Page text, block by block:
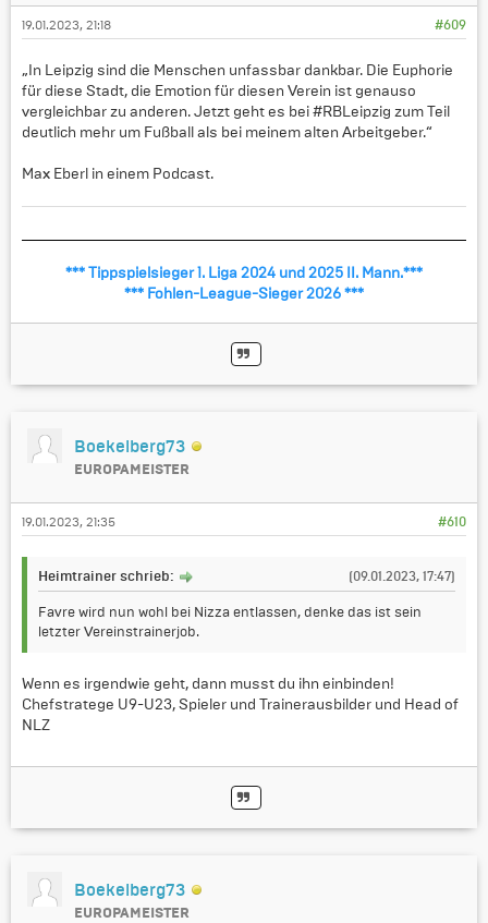
#609
19.01.2023, 21:18
„In Leipzig sind die Menschen unfassbar dankbar. Die Euphorie
für diese Stadt, die Emotion für diesen Verein ist genauso
vergleichbar zu anderen. Jetzt geht es bei #RBLeipzig zum Teil
deutlich mehr um Fußball als bei meinem alten Arbeitgeber.“
Max Eberl in einem Podcast.
*** Tippspielsieger 1. Liga 2024 und 2025 II. Mann.***
*** Fohlen-League-Sieger 2026 ***
Boekelberg73
EUROPAMEISTER
#610
19.01.2023, 21:35
(09.01.2023, 17:47)
Heimtrainer schrieb:
Favre wird nun wohl bei Nizza entlassen, denke das ist sein
letzter Vereinstrainerjob.
Wenn es irgendwie geht, dann musst du ihn einbinden!
Chefstratege U9-U23, Spieler und Trainerausbilder und Head of
NLZ
Boekelberg73
EUROPAMEISTER